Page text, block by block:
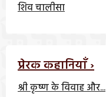
शिव चालीसा
प्रेरक कहानियाँ ›
श्री कृष्ण के विवाह और...